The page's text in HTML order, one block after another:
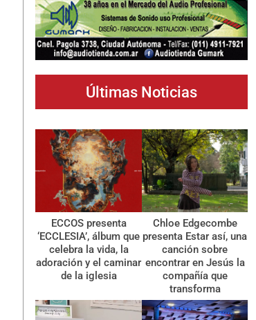
Últimas Noticias
ECCOS presenta
‘ECCLESIA’, álbum que
celebra la vida, la
adoración y el caminar
de la iglesia
Chloe Edgecombe
presenta Estar así, una
canción sobre
encontrar en Jesús la
compañía que
transforma